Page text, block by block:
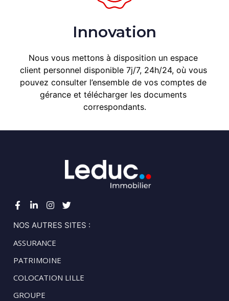
Innovation
Nous vous mettons à disposition un espace
client personnel disponible 7j/7, 24h/24, où vous
pouvez consulter l’ensemble de vos comptes de
gérance et télécharger les documents
correspondants.
NOS AUTRES SITES :
ASSURANCE
PATRIMOINE
COLOCATION LILLE
GROUPE